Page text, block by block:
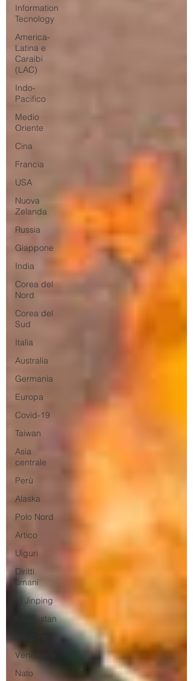
Information
Tecnology
America-
Latina e
Caraibi
(LAC)
Indo-
Pacifico
Medio
Oriente
Cina
Francia
USA
Nuova
Zelanda
Russia
Giappone
India
Corea del
Nord
Corea del
Sud
Italia
Australia
Germania
Europa
Covid-19
Taiwan
Asia
centrale
Perù
Alaska
Polo Nord
Artico
Uiguri
Diritti
umani
Xi Jinping
Kazakistan
Venezuela
Nato